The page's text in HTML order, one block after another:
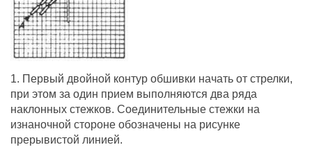
1. Первый двойной контур обшивки начать от стрелки,
при этом за один прием выполняются два ряда
наклонных стежков. Соединительные стежки на
изнаночной стороне обозначены на рисунке
прерывистой линией.